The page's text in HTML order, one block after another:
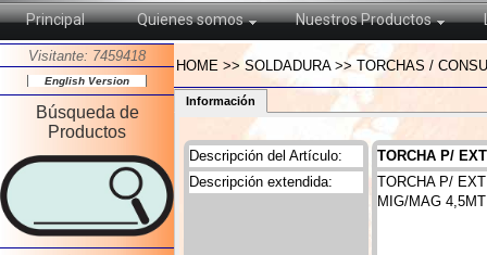
Principal Quienes somos Nuestros Productos
Visitante: 7459418
English Version
Búsqueda de
Productos
HOME >> SOLDADURA >> TORCHAS /
Información
Descripción del Artículo:
Descripción extendida:
TORCHA P/
TORCHA P/
MIG/MAG 4,5MT